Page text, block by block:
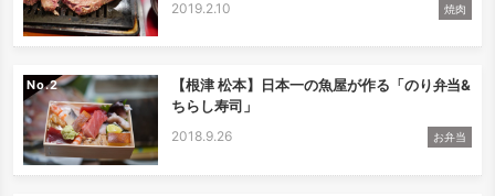
2019.2.10 焼肉
No.
【根津 松本】日本一の魚屋が作る「のり弁当&
ちらし寿司」
2018.9.26 お弁当